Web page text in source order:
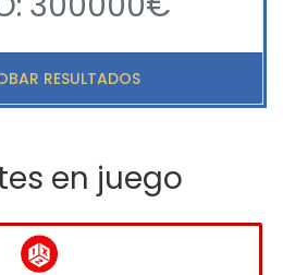
RESULTADOS
en juego